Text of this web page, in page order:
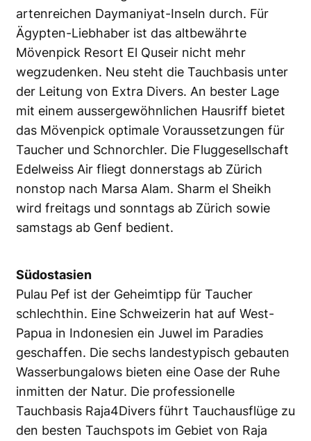
artenreichen Daymaniyat-Inseln durch. Für
Ägypten-Liebhaber ist das altbewährte
Mövenpick Resort El Quseir nicht mehr
wegzudenken. Neu steht die Tauchbasis unter
der Leitung von Extra Divers. An bester Lage
mit einem aussergewöhnlichen Hausriff bietet
das Mövenpick optimale Voraussetzungen für
Taucher und Schnorchler. Die Fluggesellschaft
Edelweiss Air fliegt donnerstags ab Zürich
nonstop nach Marsa Alam. Sharm el Sheikh
wird freitags und sonntags ab Zürich sowie
samstags ab Genf bedient.
Südostasien
Pulau Pef ist der Geheimtipp für Taucher
schlechthin. Eine Schweizerin hat auf West-
Papua in Indonesien ein Juwel im Paradies
geschaffen. Die sechs landestypisch gebauten
Wasserbungalows bieten eine Oase der Ruhe
inmitten der Natur. Die professionelle
Tauchbasis Raja4Divers führt Tauchausflüge zu
den besten Tauchspots im Gebiet von Raja